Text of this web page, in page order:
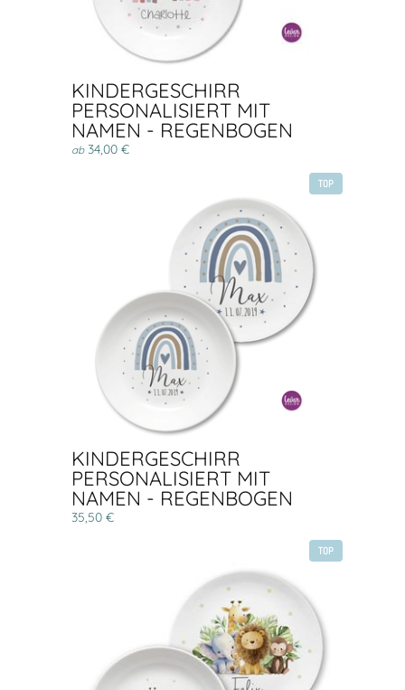
KINDERGESCHIRR
PERSONALISIERT MIT
NAMEN - REGENBOGEN
ab34,00 €
TOP
KINDERGESCHIRR
PERSONALISIERT MIT
NAMEN - REGENBOGEN
35,50 €
TOP